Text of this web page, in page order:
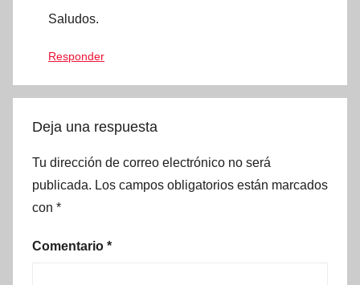
Saludos.
Responder
Deja una respuesta
Tu dirección de correo electrónico no será
publicada. Los campos obligatorios están marcados
con *
Comentario *